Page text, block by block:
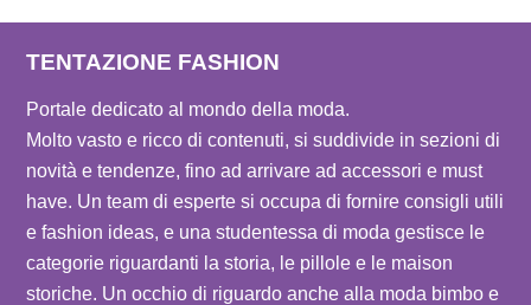
TENTAZIONE FASHION
Portale dedicato al mondo della moda.
Molto vasto e ricco di contenuti, si suddivide in sezioni di
novità e tendenze, fino ad arrivare ad accessori e must
have. Un team di esperte si occupa di fornire consigli utili
e fashion ideas, e una studentessa di moda gestisce le
categorie riguardanti la storia, le pillole e le maison
storiche. Un occhio di riguardo anche alla moda bimbo e